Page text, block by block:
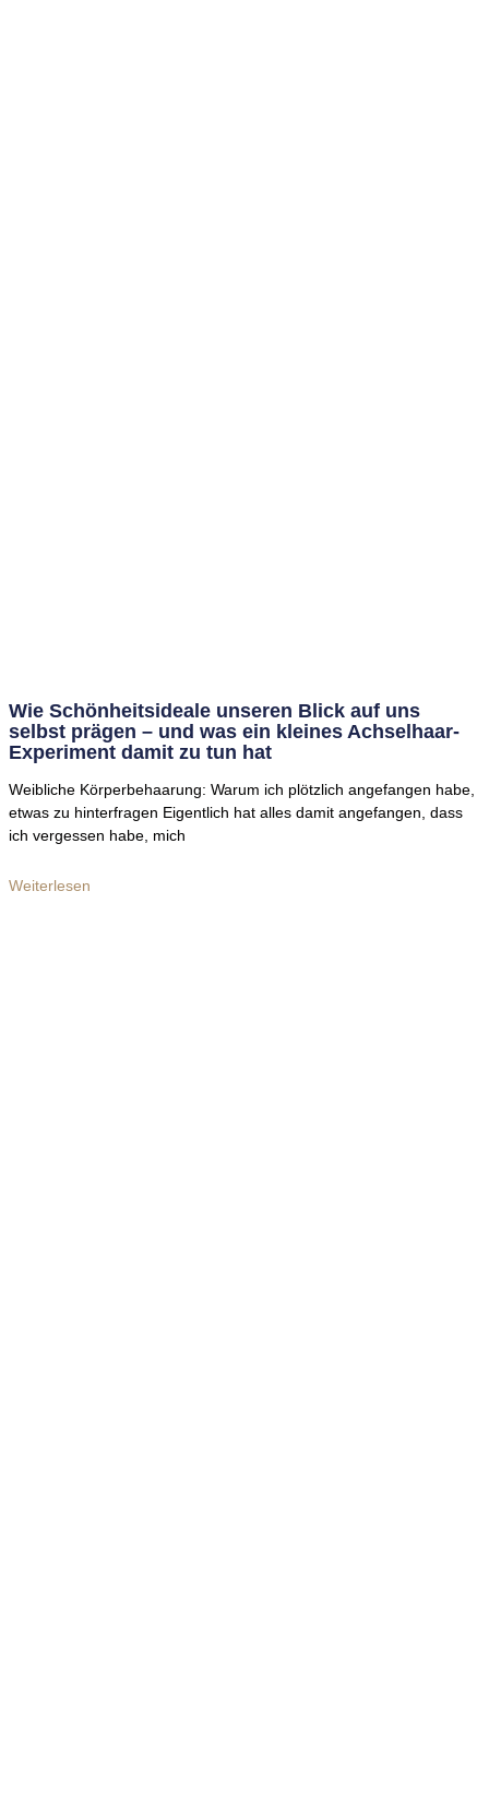
Wie Schönheitsideale unseren Blick auf uns
selbst prägen – und was ein kleines Achselhaar-
Experiment damit zu tun hat
Weibliche Körperbehaarung: Warum ich plötzlich angefangen habe,
etwas zu hinterfragen Eigentlich hat alles damit angefangen, dass
ich vergessen habe, mich
Weiterlesen